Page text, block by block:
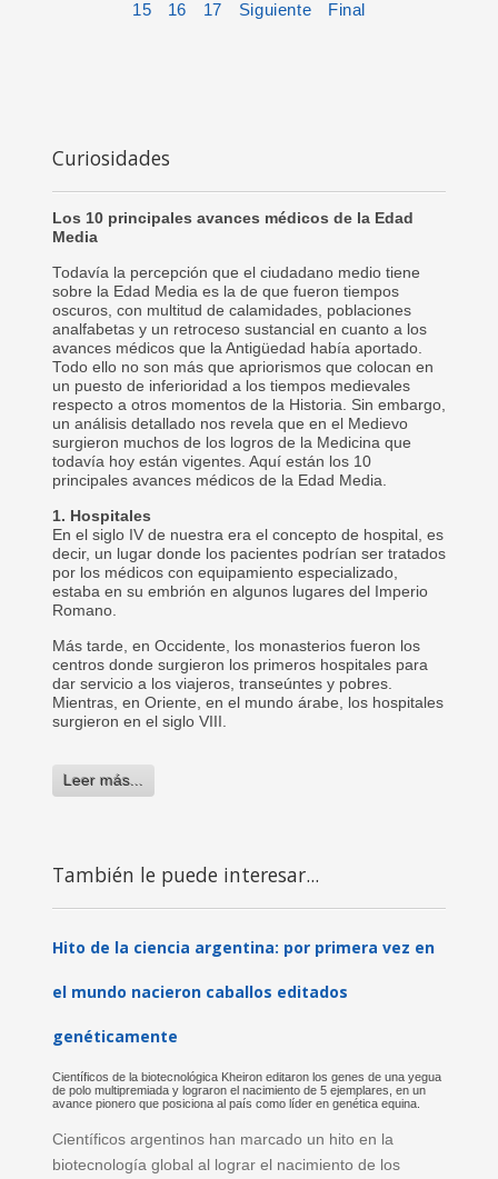
15 16 17 Siguiente Final
Curiosidades
Los 10 principales avances médicos de la Edad
Media
Todavía la percepción que el ciudadano medio tiene
sobre la Edad Media es la de que fueron tiempos
oscuros, con multitud de calamidades, poblaciones
analfabetas y un retroceso sustancial en cuanto a los
avances médicos que la Antigüedad había aportado.
Todo ello no son más que apriorismos que colocan en
un puesto de inferioridad a los tiempos medievales
respecto a otros momentos de la Historia. Sin embargo,
un análisis detallado nos revela que en el Medievo
surgieron muchos de los logros de la Medicina que
todavía hoy están vigentes. Aquí están los 10
principales avances médicos de la Edad Media.
1. Hospitales
En el siglo IV de nuestra era el concepto de hospital, es
decir, un lugar donde los pacientes podrían ser tratados
por los médicos con equipamiento especializado,
estaba en su embrión en algunos lugares del Imperio
Romano.
Más tarde, en Occidente, los monasterios fueron los
centros donde surgieron los primeros hospitales para
dar servicio a los viajeros, transeúntes y pobres.
Mientras, en Oriente, en el mundo árabe, los hospitales
surgieron en el siglo VIII.
Leer más...
También le puede interesar...
Hito de la ciencia argentina: por primera vez en
el mundo nacieron caballos editados
genéticamente
Científicos de la biotecnológica Kheiron editaron los genes de una yegua
de polo multipremiada y lograron el nacimiento de 5 ejemplares, en un
avance pionero que posiciona al país como líder en genética equina.
Científicos argentinos han marcado un hito en la
biotecnología global al lograr el nacimiento de los